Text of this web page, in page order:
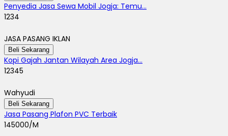
Penyedia Jasa Sewa Mobil Jogja: Temu...
1234
JASA PASANG IKLAN
Beli Sekarang
Kopi Gajah Jantan Wilayah Area Jogja...
12345
Wahyudi
Beli Sekarang
Jasa Pasang Plafon PVC Terbaik
145000/M